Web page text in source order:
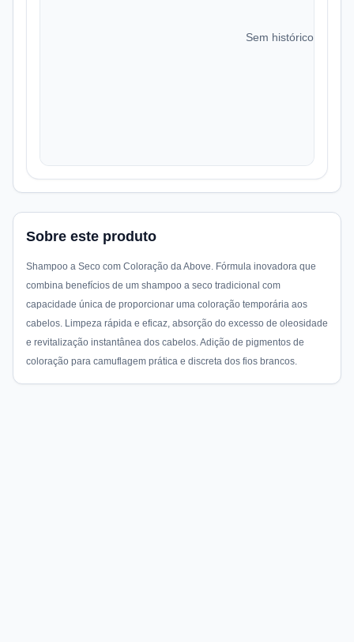
Sem histórico de
Sobre este produto
Shampoo a Seco com Coloração da Above. Fórmula inovadora que
combina benefícios de um shampoo a seco tradicional com
capacidade única de proporcionar uma coloração temporária aos
cabelos. Limpeza rápida e eficaz, absorção do excesso de oleosidade
e revitalização instantânea dos cabelos. Adição de pigmentos de
coloração para camuflagem prática e discreta dos fios brancos.